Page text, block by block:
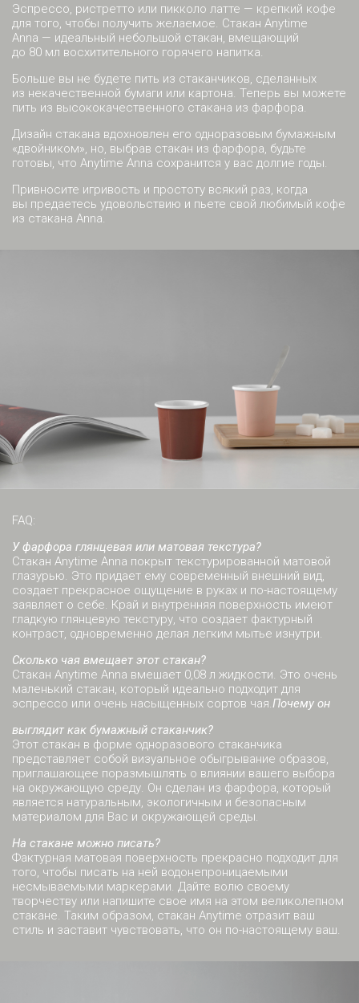
Эспрессо, ристретто или пикколо латте — крепкий кофе
для того, чтобы получить желаемое. Стакан Anytime
Anna — идеальный небольшой стакан, вмещающий
до 80 мл восхитительного горячего напитка.
Больше вы не будете пить из стаканчиков, сделанных
из некачественной бумаги или картона. Теперь вы можете
пить из высококачественного стакана из фарфора.
Дизайн стакана вдохновлен его одноразовым бумажным
«двойником», но, выбрав стакан из фарфора, будьте
готовы, что Anytime Anna сохранится у вас долгие годы.
Привносите игривость и простоту всякий раз, когда
вы предаетесь удовольствию и пьете свой любимый кофе
из стакана Anna.
FAQ:
У фарфора глянцевая или матовая текстура?
Стакан Anytime Anna покрыт текстурированной матовой
глазурью. Это придает ему современный внешний вид,
создает прекрасное ощущение в руках и по-настоящему
заявляет о себе. Край и внутренняя поверхность имеют
гладкую глянцевую текстуру, что создает фактурный
контраст, одновременно делая легким мытье изнутри.
Сколько чая вмещает этот стакан?
Стакан Anytime Anna вмешает 0,08 л жидкости. Это очень
маленький стакан, который идеально подходит для
эспрессо или очень насыщенных сортов чая.Почему он
выглядит как бумажный стаканчик?
Этот стакан в форме одноразового стаканчика
представляет собой визуальное обыгрывание образов,
приглашающее поразмышлять о влиянии вашего выбора
на окружающую среду. Он сделан из фарфора, который
является натуральным, экологичным и безопасным
материалом для Вас и окружающей среды.
На стакане можно писать?
Фактурная матовая поверхность прекрасно подходит для
того, чтобы писать на ней водонепроницаемыми
несмываемыми маркерами. Дайте волю своему
творчеству или напишите свое имя на этом великолепном
стакане. Таким образом, стакан Anytime отразит ваш
стиль и заставит чувствовать, что он по-настоящему ваш.